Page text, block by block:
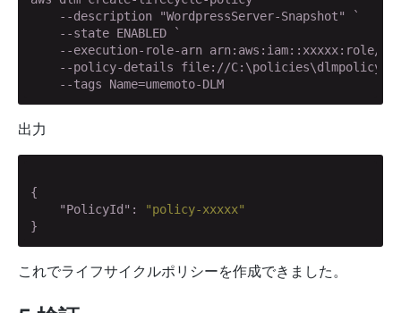
    --description "WordpressServer-Snapshot" `
    --state ENABLED `
--execution-role-arn arn:aws:iam::xxxxx:role/
--policy-details file://
    --tags Name=umemoto-DLM
出力
{
"PolicyId" :
"policy-xxxxx"
}
これでライフサイクルポリシーを作成できました。